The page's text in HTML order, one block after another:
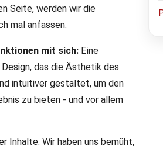
ist die
Relaunch wurde von vielen
alle.
Seite, werden wir die
mal anfassen.
mit sich: Eine
das die Ästhetik des
intuitiver gestaltet, um den
zu bieten - und vor allem
Inhalte. Wir haben uns bemüht,